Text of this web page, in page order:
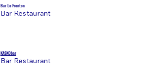
Bar Le Fronton
Bar Restaurant
KASKObar
Bar Restaurant